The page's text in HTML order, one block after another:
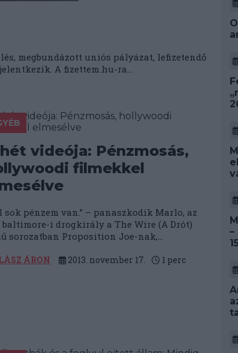
megbundázott uniós pályázat, lefizetendő
A fizettem.hu-ra...
videója: Pénzmosás,
filmekkel
sok pénzem van.” – panaszkodik Marlo, az
i drogkirály a The Wire (A Drót)
sorozatban Proposition Joe-nak,...
ÁRON 2013. november 17. 1 perc
–